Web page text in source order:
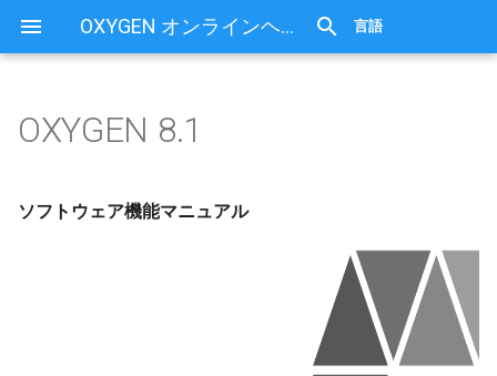
OXYGEN オンラインヘルプ 言語
OXYGEN 8.1
ソフトウェア機能マニュアル